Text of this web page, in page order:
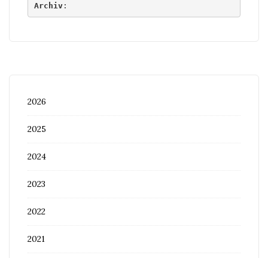
Archiv:
2026
2025
2024
2023
2022
2021